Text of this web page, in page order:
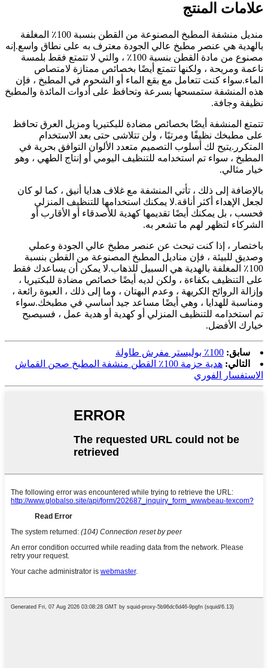
علامات المنتج
منديل منشفة المطبخ المصنوعة من القطن بنسبة 100٪ المغلفة
بالهدية هي عنصر مطبخ عالي الجودة معترف به على نطاق واسع.إنه
مصنوع من مادة القطن بنسبة 100٪ ، والتي لا تتمتع فقط بلمسة
ناعمة ومريحة ، ولكنها تتمتع أيضًا بخصائص ممتازة لامتصاص
الماء.سواء كنت تتعامل مع بقع الماء أو الشحوم في المطبخ ، فإن
هذه المنشفة ستمسحها بسرعة وتحافظ على أدوات المائدة والمطبخ
نظيفة وجافة.
تتمتع المنشفة أيضًا بخصائص مضادة للبكتيريا ومزيل العرق تحافظ
على مطبخك نظيفًا ومرتبًا ، ولن تتلاشى حتى بعد الاستخدام
المتكرر.يتيح لك أسلوب التصميم متعدد الألوان التوافق بحرية في
المطبخ ، سواء تم استخدامه للتنظيف اليومي أو إنتاج الطهي ، وهو
خيار مثالي.
بالإضافة إلى ذلك ، تأتي المنشفة مع غلاف هدايا أنيق ، كما لو كان
لجعل الإهداء أكثر أناقة.لا يمكنك استخدامها للتنظيف المنزلي
فحسب ، بل يمكنك أيضًا تقديمها كهدية للأصدقاء أو الأقارب أو
الشركاء لتظهر لهم ما تشعر به.
باختصار ، إذا كنت تبحث عن عنصر مطبخ عالي الجودة وعملي
وصديق للبيئة ، فإن مناديل المطبخ المصنوعة من القطن بنسبة
100٪ المغلفة بالهدية هي السبيل للذهاب.لا يمكن أن يساعدك فقط
على التنظيف بكفاءة ، ولكن لديه أيضًا خصائص مضادة للبكتيريا ،
وإزالة الروائح الكريهة ، وعدم البهتان ، وما إلى ذلك ، العبوة رائعة ،
ومناسبة للهدايا ، وهي أيضًا مساعد جيد أساسي في مطبخك.سواء
تم استخدامه للتنظيف المنزلي أو كهدية أو هدية عمل ، فسيصبح
خيارك الأفضل.
سابق: 100٪ بوليستر مفرش طاولة
التالي:
هدية حزمة 100٪ القطن منشفة المطبخ صحن القماش
الاستفسار الفوري